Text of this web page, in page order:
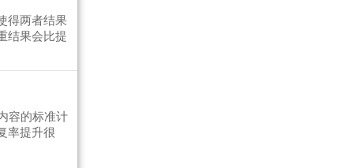
得两者结果
结果会比提
容的标准计
率提升很